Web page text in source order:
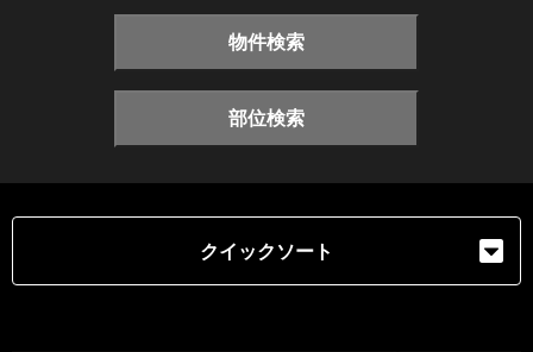
物件検索
部位検索
クイックソート